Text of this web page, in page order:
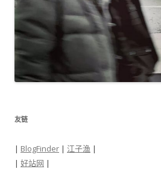
友链
| BlogFinder | 江子渔 |
| 好站网 |